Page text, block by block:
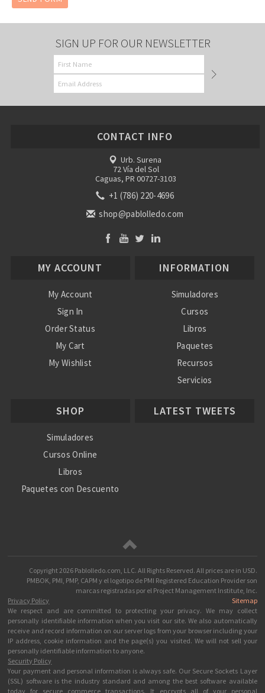
SIGN UP FOR OUR NEWSLETTER
CONTACT INFO
Urb. Surena
72 Vía del Sol
Caguas, PR 00727-3103
+1 (786) 220-4696
shop@pablolledo.com
MY ACCOUNT
My Account
Sign In
Order Status
My Cart
My Wishlist
INFORMATION
Simuladores
Cursos
Libros
Paquetes
Recursos
Servicios
Ayuda
SHOP
Simuladores
Cursos Online
Libros
Paquetes con Descuento
LATEST TWEETS
Copyright2026 Pablolledo.com, LLC. All Rights Reserved.
PMBOK, PMI, PMP, CAPM y el logotipo de PMI Registered Education Provider son
marcas registradas por el Project Management Institute, Inc.
Privacy Policy
We respect and are committed to protecting your privacy. We may collect
personally identifiable information when you visit our site. We also automatically
receive and record information on our server logs from your browser including your
IP address, cookie information and the page(s) you visited. We will not sell your
personally identifiable information to anyone.
Security Policy
Your payment and personal information is always safe. Our Secure Sockets Layer
(SSL) software is the industry standard and among the best software available
today for secure commerce transactions. It encrypts all of your personal
All prices are in USD.
Sitemap